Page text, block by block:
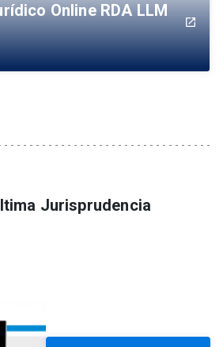
Online RDA LLM
launch
Jurisprudencia